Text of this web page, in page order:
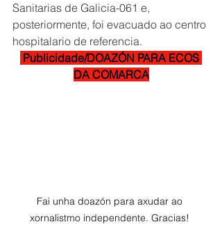
Sanitarias de Galicia-061 e,
posteriormente, foi evacuado ao centro
hospitalario de referencia.
Publicidade/DOAZÓN PARA ECOS
DA COMARCA
Fai unha doazón para axudar ao
xornalistmo independente. Gracias!